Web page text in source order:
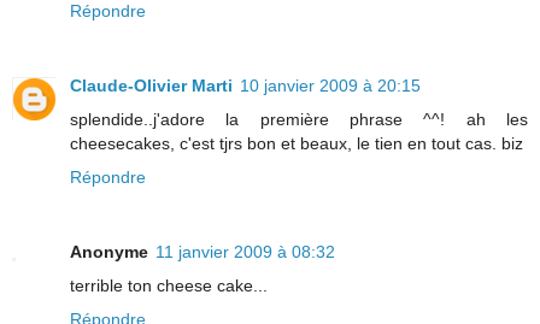
Répondre
Claude-Olivier Marti 10 janvier 2009 à 20:15
splendide..j'adore la première phrase ^^! ah les
cheesecakes, c'est tjrs bon et beaux, le tien en tout cas. biz
Répondre
Anonyme 11 janvier 2009 à 08:32
terrible ton cheese cake...
Répondre